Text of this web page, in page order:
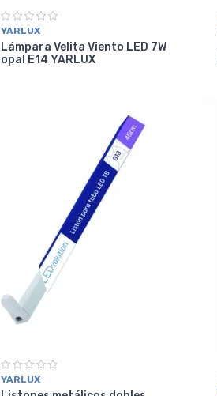
YARLUX
Lámpara Velita Viento LED 7W
opal E14 YARLUX
YARLUX